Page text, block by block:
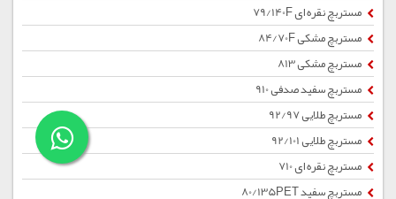
مستربچ نقره ای 79/140F
مستربچ مشکی 84/70F
مستربچ مشکی 813
مستربچ سفید صدفی 910
مستربچ طلایی 92/97
مستربچ طلایی 92/101
مستربچ نقره ای 710
مستربچ سفید 80/135PET